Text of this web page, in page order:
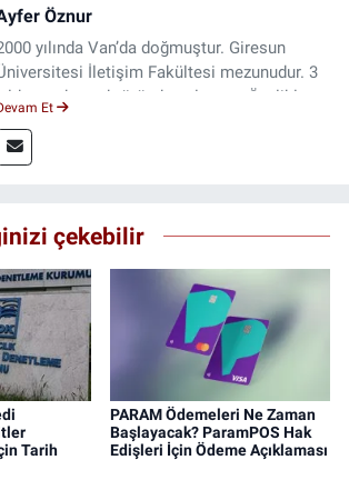
Öznur
yılında Van’da doğmuştur. Giresun
İletişim Fakültesi mezunudur. 3
yıldır medya sektöründe çalışıyor. Özelikle
Et
çekebilir
Tarih
PARAM Ödemeleri Ne Zaman
Başlayacak? ParamPOS Hak
Edişleri İçin Ödeme Açıklaması